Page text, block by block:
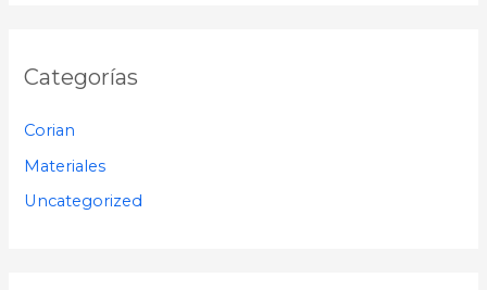
Categorías
Corian
Materiales
Uncategorized